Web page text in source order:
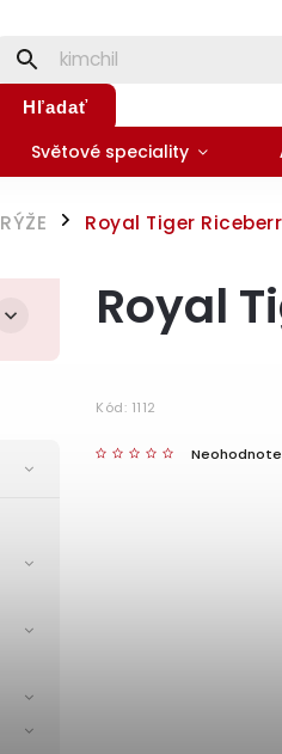
Hľadať
Světové speciality
RÝŽE / Royal Tiger
Royal
Kód: 1112